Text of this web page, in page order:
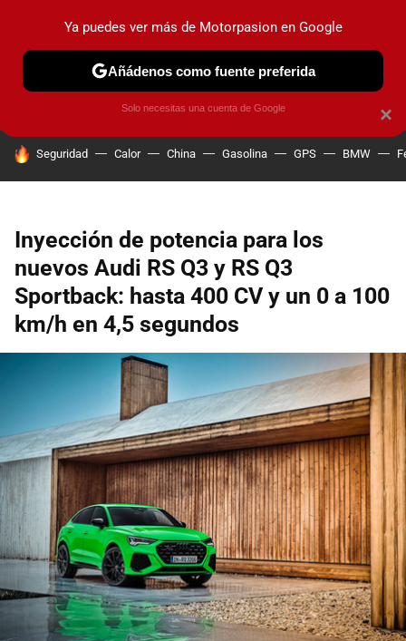
PRUEBAS COCHES ELÉCTRICOS OBSERVATORIO
HOY SE HABLA DE
Seguridad Calor China Gasolina GPS BMW
Inyección de potencia para los
nuevos Audi RS Q3 y RS Q3
Sportback: hasta 400 CV y un 0 a 100
km/h en 4,5 segundos
×
Ya puedes ver más de Motorpasion en Google
Añádenos como fuente preferida
Solo necesitas una cuenta de Google